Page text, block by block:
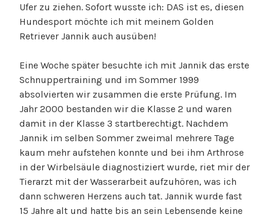
Ufer zu ziehen. Sofort wusste ich: DAS ist es, diesen
Hundesport möchte ich mit meinem Golden
Retriever Jannik auch ausüben!
Eine Woche später besuchte ich mit Jannik das erste
Schnuppertraining und im Sommer 1999
absolvierten wir zusammen die erste Prüfung. Im
Jahr 2000 bestanden wir die Klasse 2 und waren
damit in der Klasse 3 startberechtigt. Nachdem
Jannik im selben Sommer zweimal mehrere Tage
kaum mehr aufstehen konnte und bei ihm Arthrose
in der Wirbelsäule diagnostiziert wurde, riet mir der
Tierarzt mit der Wasserarbeit aufzuhören, was ich
dann schweren Herzens auch tat. Jannik wurde fast
15 Jahre alt und hatte bis an sein Lebensende keine